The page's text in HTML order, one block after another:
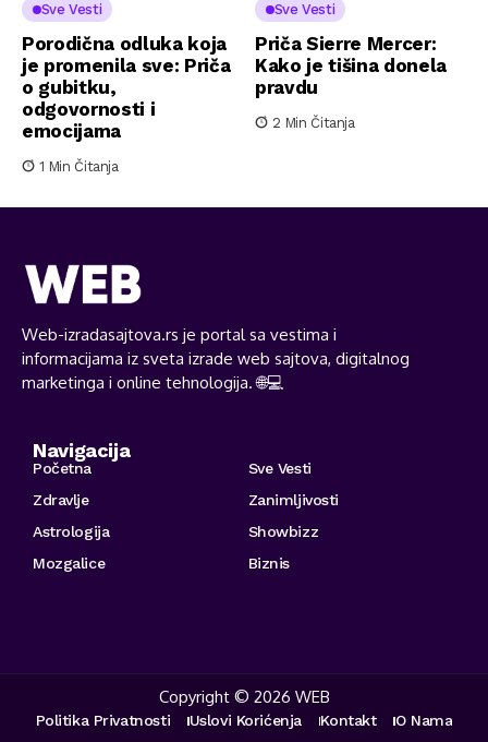
Sve Vesti
Porodična odluka koja
je promenila sve: Priča
o gubitku,
odgovornosti i
emocijama
1 Min Čitanja
Sve Vesti
Priča Sierre Mercer:
Kako je tišina donela
pravdu
2 Min Čitanja
Web-izradasajtova.rs je portal sa vestima i
informacijama iz sveta izrade web sajtova, digitalnog
marketinga i online tehnologija. 🌐💻
Navigacija
Početna
Sve Vesti
Zdravlje
Zanimljivosti
Astrologija
Showbizz
Mozgalice
Biznis
Copyright © 2026 WEB
Politika Privatnosti Uslovi Korićenja Kontakt O Nama